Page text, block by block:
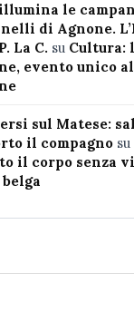
le
di Agnone.
La C. su Cultura:
evento unico
sul Matese:
il compagno su
il corpo senza